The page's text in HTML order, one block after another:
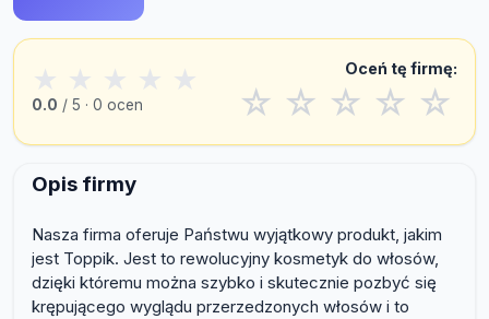
★ ★ ★ ★ ★
0.0 / 5 · 0 ocen
Oceń tę firmę:
☆ ☆ ☆ ☆ ☆
Opis firmy
Nasza firma oferuje Państwu wyjątkowy produkt, jakim
jest Toppik. Jest to rewolucyjny kosmetyk do włosów,
dzięki któremu można szybko i skutecznie pozbyć się
krępującego wyglądu przerzedzonych włosów i to